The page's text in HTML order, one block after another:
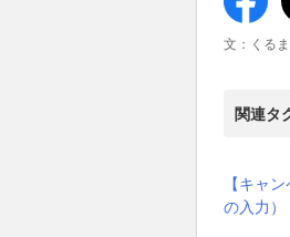
文：くる
関連タ
【キャ
の入力）